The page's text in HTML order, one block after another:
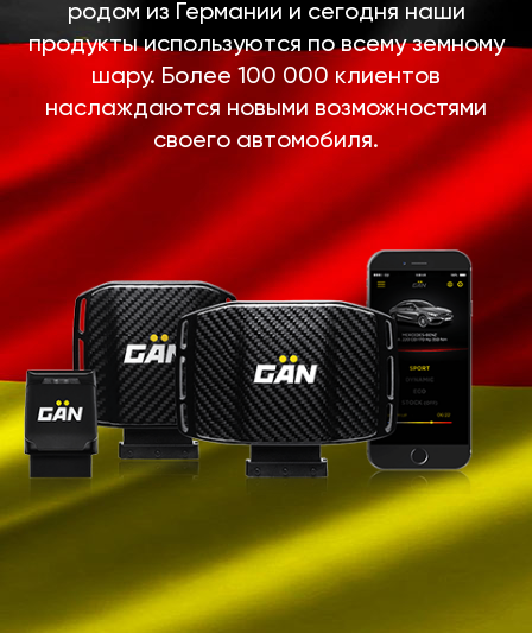
родом из Германии и сегодня наши
продукты используются по всему земному
шару. Более 100 000 клиентов
наслаждаются новыми возможностями
своего автомобиля.